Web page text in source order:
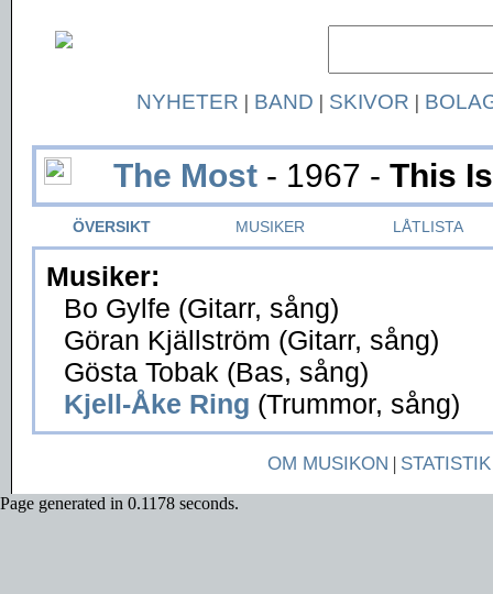
NYHETER | BAND | SKIVOR |
The Most- 1967 - This
ÖVERSIKT MUSIKER LÅTLISTA
Musiker:
Bo Gylfe (Gitarr, sång)
Göran Kjällström (Gitarr, sång)
Gösta Tobak (Bas, sång)
Kjell-Åke Ring (Trummor, sång)
OM MUSIKON | STATISTIK
Page generated in 0.1178 seconds.